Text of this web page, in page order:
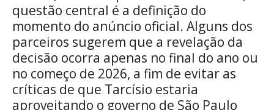
questão central é a definição do
momento do anúncio oficial. Alguns dos
parceiros sugerem que a revelação da
decisão ocorra apenas no final do ano ou
no começo de 2026, a fim de evitar as
críticas de que Tarcísio estaria
aproveitando o governo de São Paulo